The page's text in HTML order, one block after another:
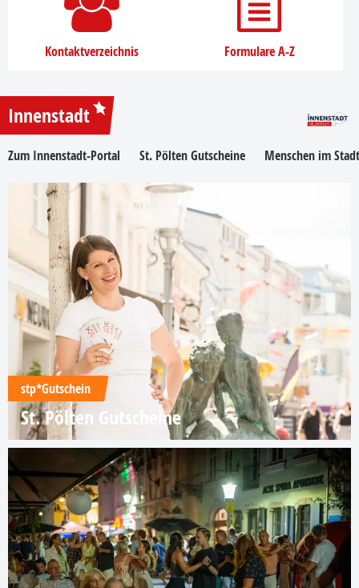
Kontaktverzeichnis Formulare A-Z
Innenstadt
Zum Innenstadt-Portal St. Pölten Gutscheine Menschen im
stp*Gutschein
St. Pölten Gutscheine